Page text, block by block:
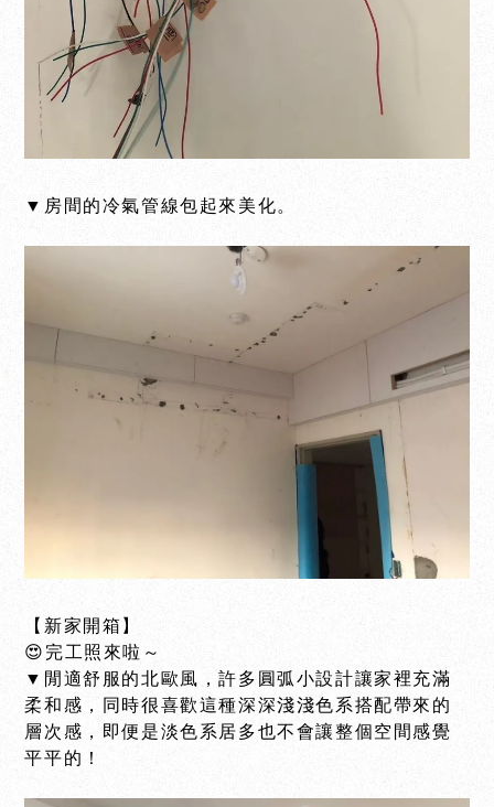
▼房間的冷氣管線包起來美化。
【新家開箱】
😍完工照來啦～
▼閒適舒服的北歐風，許多圓弧小設計讓家裡充滿
柔和感，同時很喜歡這種深深淺淺色系搭配帶來的
層次感，即便是淡色系居多也不會讓整個空間感覺
平平的！